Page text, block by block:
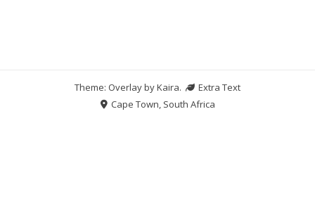
Theme: Overlay byKaira.
Extra Text
Cape Town, South Africa